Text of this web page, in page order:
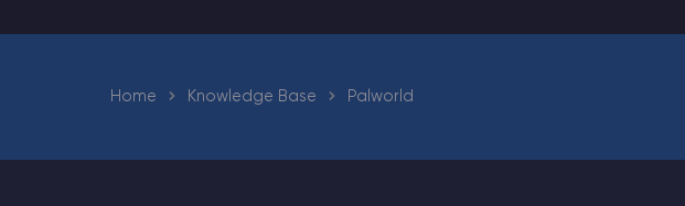
Home Knowledge Base Palworld